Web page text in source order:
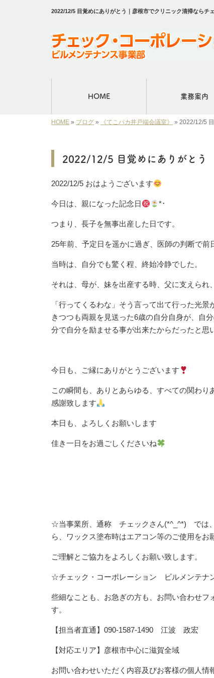
2022/12/5 目覚めにありがとう｜彦根市でクリニック清掃なら
HOME 業務案内
HOME » ブログ » 《てこパカ井戸端会議室》 » 2022/12/5
2022/12/5 目覚めにありがとう
2022/12/5 おはようございます
今日は、親になった記念日 *･
つまり、長子を無事出産した日です。
25年前、予定日を遥かに過ぎ、医師の判断で前
当時は、自分でも驚く程、終始冷静でした。
それは、母が、妹を出産する時、父に支えられ
「行ってくるわな」そう言って出て行った光
きつつも両親を見送った6歳の自分自身が、自
分で自分を励ませる事が出来たからだったと思
今日も、ご縁にありがとうございます
この瞬間も、ありとあらゆる、すべての関わ
感謝致します
本日も、よろしくお願いします
佳き一日をお過ごしくださいね
☆当事業所、通称 チェックさん(*^_^*) では、
ら、ワックス塗布時はエアコン等のご使用をお
ご理解とご協力をよろしくお願い致します。
☆チェック・コーポレーション ビルメンテ
些細なことも、お急ぎの方も、お問い合わせ
す。
【担当者直通】090-1587-1490 江波 政宏
【対応エリア】彦根市中心に滋賀全域
お問い合わせいただく内容及びお客様の個人情